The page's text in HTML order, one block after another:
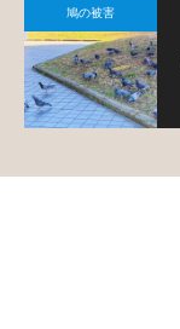
鳩の被害